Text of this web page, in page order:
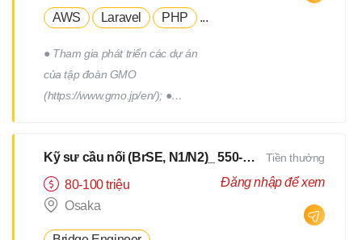
AWS Laravel PHP ...
● Tham gia phát triển các dự án
của tập đoàn GMO
(https://www.gmo.jp/en/); ●
cùng với đội phát triển thuộc
phòng R&D của tập đoàn; ●
Phối hợp với các thành viên
Kỹ sư cầu nối (BrSE, N1/N2)_ 550-750Man
80-100 triệu
Osaka
Tiền thưởng
Đăng nhập để xem